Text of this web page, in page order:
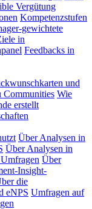
Vergütung
Kompetenzstufen
gewichtete
in
Feedbacks in
und
Communities Wie
erstellt
Über Analysen in
Über Analysen in
Über
Insight-
die
eNPS Umfragen auf